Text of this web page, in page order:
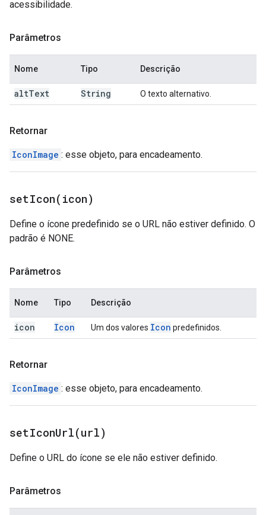
acessibilidade.
Parâmetros
Nome Tipo Descrição
altText String O texto alternativo.
Retornar
IconImage : esse objeto, para encadeamento.
setIcon( icon)
Define o ícone predefinido se o URL não estiver definido. O
padrão é NONE.
Parâmetros
Nome Tipo Descrição
icon Icon Um dos valores Icon predefinidos.
Retornar
IconImage : esse objeto, para encadeamento.
setIconUrl(url)
Define o URL do ícone se ele não estiver definido.
Parâmetros